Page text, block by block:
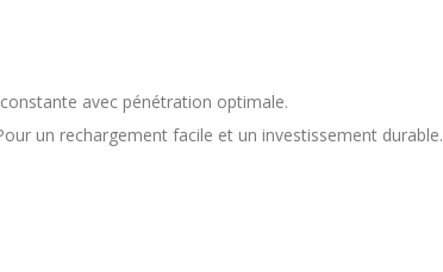
avec pénétration optimale.
un rechargement facile et un investissement durable.